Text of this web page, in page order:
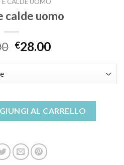
calde uomo
€28.00
AL CARRELLO